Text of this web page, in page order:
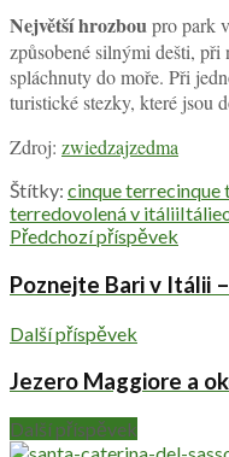
Největší hrozboupro park
způsobené silnými dešti,
spláchnuty do moře. Při
turistické stezky, které jsou
Zdroj: zwiedzajzedma
Štítky: cinque terrecinque
terredovolená v itáliiItálie
Předchozí příspěvek
Poznejte Bari v Itálii
Další příspěvek
Jezero Maggiore a
Další příspěvek